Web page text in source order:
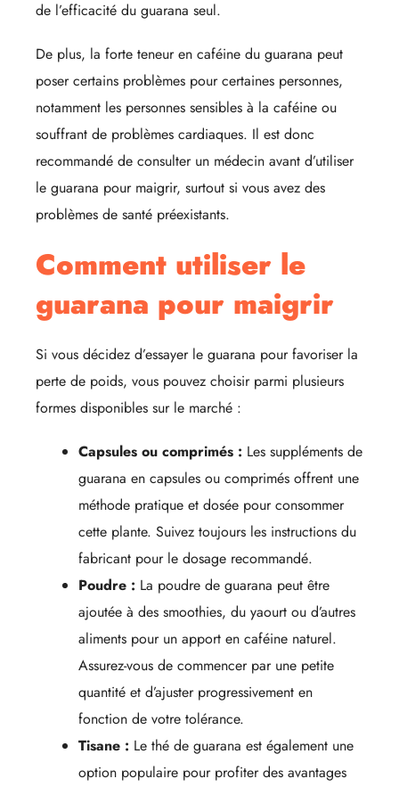
de l’efficacité du guarana seul.
De plus, la forte teneur en caféine du guarana peut
poser certains problèmes pour certaines personnes,
notamment les personnes sensibles à la caféine ou
souffrant de problèmes cardiaques. Il est donc
recommandé de consulter un médecin avant d’utiliser
le guarana pour maigrir, surtout si vous avez des
problèmes de santé préexistants.
Comment utiliser le
guarana pour maigrir
Si vous décidez d’essayer le guarana pour favoriser la
perte de poids, vous pouvez choisir parmi plusieurs
formes disponibles sur le marché :
Capsules ou comprimés : Les suppléments de
guarana en capsules ou comprimés offrent une
méthode pratique et dosée pour consommer
cette plante. Suivez toujours les instructions du
fabricant pour le dosage recommandé.
Poudre : La poudre de guarana peut être
ajoutée à des smoothies, du yaourt ou d’autres
aliments pour un apport en caféine naturel.
Assurez-vous de commencer par une petite
quantité et d’ajuster progressivement en
fonction de votre tolérance.
Tisane : Le thé de guarana est également une
option populaire pour profiter des avantages